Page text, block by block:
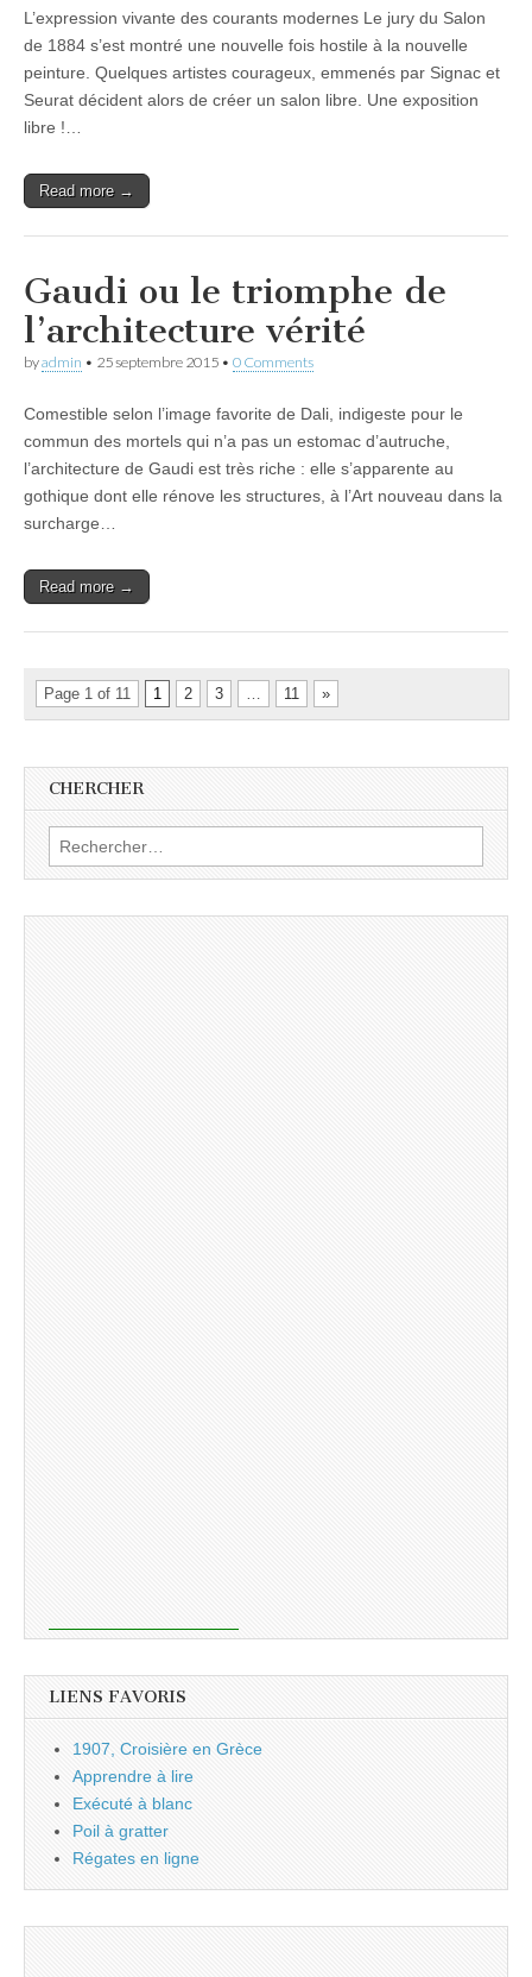
L’expression vivante des courants modernes Le jury du Salon
de 1884 s’est montré une nouvelle fois hostile à la nouvelle
peinture. Quelques artistes courageux, emmenés par Signac et
Seurat décident alors de créer un salon libre. Une exposition
libre !…
Read more →
Gaudi ou le triomphe de
l’architecture vérité
byadmin • 25 septembre 2015 • 0 Comments
Comestible selon l’image favorite de Dali, indigeste pour le
commun des mortels qui n’a pas un estomac d’autruche,
l’architecture de Gaudi est très riche : elle s’apparente au
gothique dont elle rénove les structures, à l’Art nouveau dans la
surcharge…
Read more →
Page 1 of 11 1 2 3 … 11 »
CHERCHER
Rechercher :
LIENS FAVORIS
1907, Croisière en Grèce
Apprendre à lire
Exécuté à blanc
Poil à gratter
Régates en ligne